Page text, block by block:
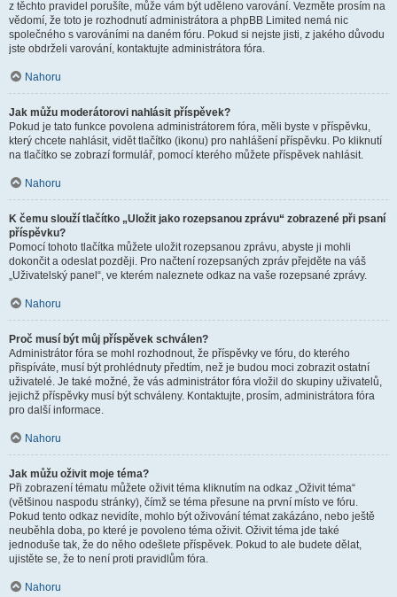
z těchto pravidel porušíte, může vám být uděleno varování. Vezměte prosím na
vědomí, že toto je rozhodnutí administrátora a phpBB Limited nemá nic
společného s varováními na daném fóru. Pokud si nejste jisti, z jakého důvodu
jste obdrželi varování, kontaktujte administrátora fóra.
Nahoru
Jak můžu moderátorovi nahlásit příspěvek?
Pokud je tato funkce povolena administrátorem fóra, měli byste v příspěvku,
který chcete nahlásit, vidět tlačítko (ikonu) pro nahlášení příspěvku. Po kliknutí
na tlačítko se zobrazí formulář, pomocí kterého můžete příspěvek nahlásit.
Nahoru
K čemu slouží tlačítko „Uložit jako rozepsanou zprávu“ zobrazené při psaní
příspěvku?
Pomocí tohoto tlačítka můžete uložit rozepsanou zprávu, abyste ji mohli
dokončit a odeslat později. Pro načtení rozepsaných zpráv přejděte na váš
„Uživatelský panel“, ve kterém naleznete odkaz na vaše rozepsané zprávy.
Nahoru
Proč musí být můj příspěvek schválen?
Administrátor fóra se mohl rozhodnout, že příspěvky ve fóru, do kterého
přispíváte, musí být prohlédnuty předtím, než je budou moci zobrazit ostatní
uživatelé. Je také možné, že vás administrátor fóra vložil do skupiny uživatelů,
jejichž příspěvky musí být schváleny. Kontaktujte, prosím, administrátora fóra
pro další informace.
Nahoru
Jak můžu oživit moje téma?
Při zobrazení tématu můžete oživit téma kliknutím na odkaz „Oživit téma“
(většinou naspodu stránky), čímž se téma přesune na první místo ve fóru.
Pokud tento odkaz nevidíte, mohlo být oživování témat zakázáno, nebo ještě
neuběhla doba, po které je povoleno téma oživit. Oživit téma jde také
jednoduše tak, že do něho odešlete příspěvek. Pokud to ale budete dělat,
ujistěte se, že to není proti pravidlům fóra.
Nahoru